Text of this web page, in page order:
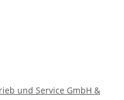
und Service GmbH &